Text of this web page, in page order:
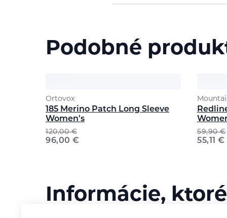
Podobné
Ortovox
185 Merino Patch Long Sleeve
Women's
120,00€
96,00 €
59,90€
55,11 €
Informácie,